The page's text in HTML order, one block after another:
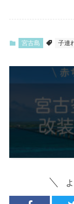
宮古島 子連